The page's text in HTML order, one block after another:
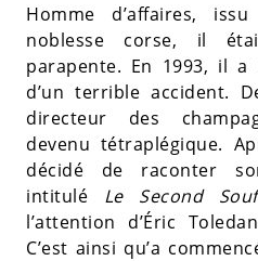
Homme d’affaires,
noblesse corse, il
parapente. En 1993, il
d’un terrible accident.
directeur des
devenu tétraplégique.
décidé de raconter
intitulé Le Second
l’attention d’Éric
C’est ainsi qu’a